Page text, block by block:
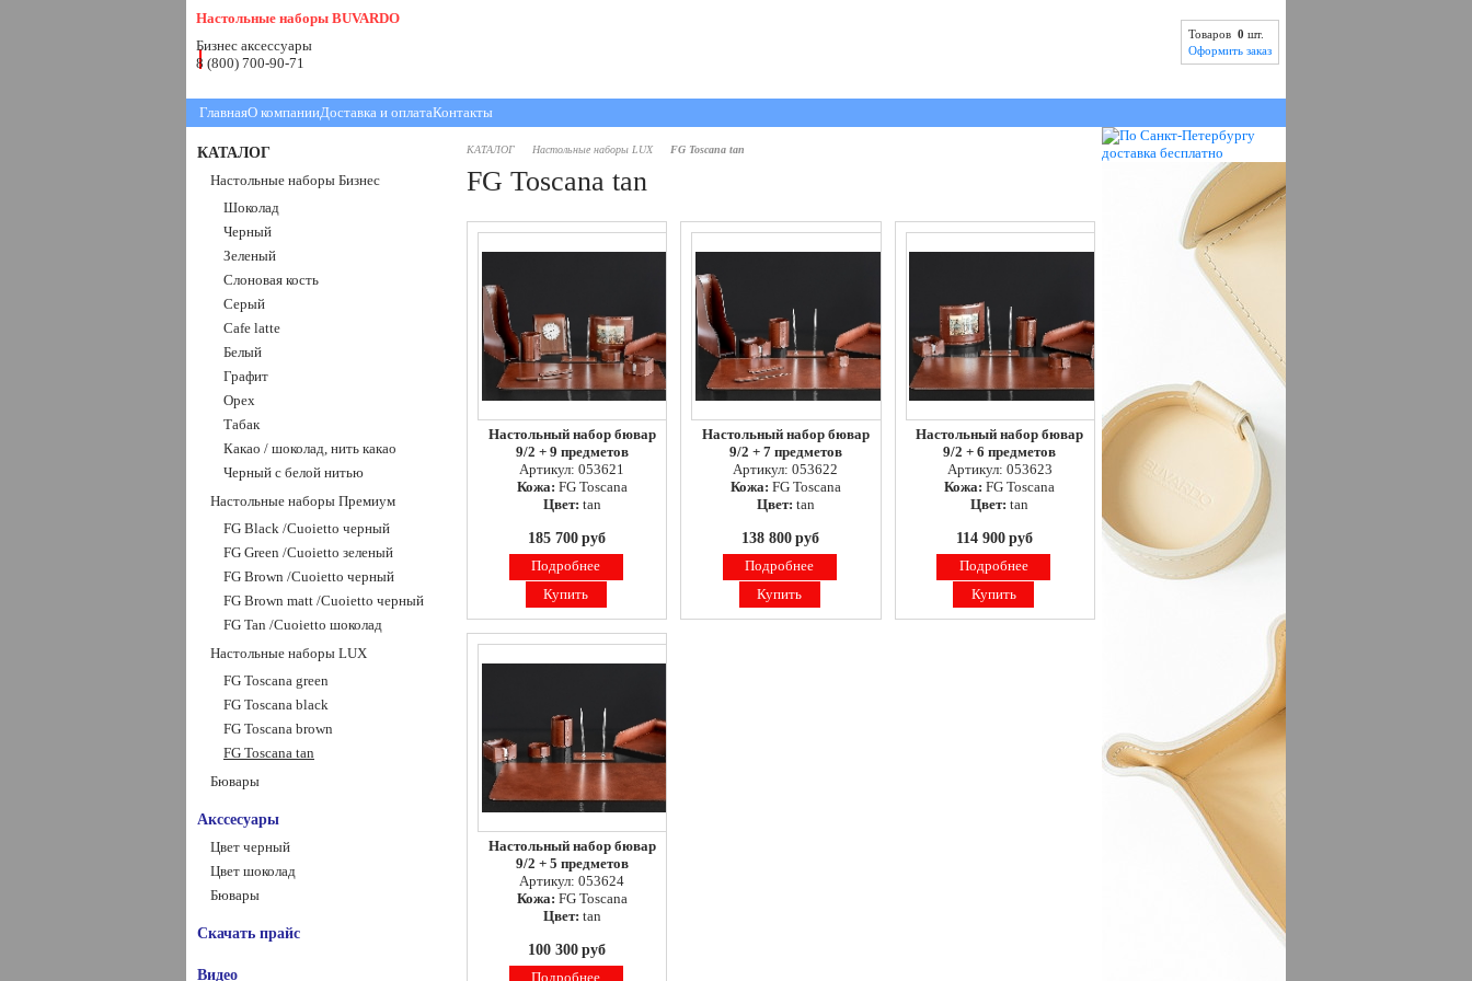
Товаров 0 шт.
Оформить заказ
Настольные наборы BUVARDO
Бизнес аксессуары
8 (800) 700-90-71
ГлавнаяО компанииДоставка и оплатаКонтакты
КАТАЛОГ
Настольные наборы Бизнес
Шоколад
Черный
Зеленый
Слоновая кость
Серый
Cafe latte
Белый
Графит
Орех
Табак
Какао / шоколад, нить какао
Черный с белой нитью
Настольные наборы Премиум
FG Black /Сuoietto черный
FG Green /Сuoietto зеленый
FG Brown /Сuoietto черный
FG Brown matt /Сuoietto черный
FG Tan /Сuoietto шоколад
Настольные наборы LUX
FG Toscana green
FG Toscana black
FG Toscana brown
FG Toscana tan
Бювары
Акссесуары
Цвет черный
Цвет шоколад
Бювары
Скачать прайс
Видео
КАТАЛОГ Настольные наборы LUX FG Toscana tan
FG Toscana tan
Настольный набор бювар
9/2 + 9 предметов
Артикул: 053621
Кожа: FG Toscana
Цвет: tan
185 700 руб
Подробнее
Купить
Настольный набор бювар
9/2 + 7 предметов
Артикул: 053622
Кожа: FG Toscana
Цвет: tan
138 800 руб
Подробнее
Купить
Настольный набор бювар
9/2 + 6 предметов
Артикул: 053623
Кожа: FG Toscana
Цвет: tan
114 900 руб
Подробнее
Купить
Настольный набор бювар
9/2 + 5 предметов
Артикул: 053624
Кожа: FG Toscana
Цвет: tan
100 300 руб
Подробнее